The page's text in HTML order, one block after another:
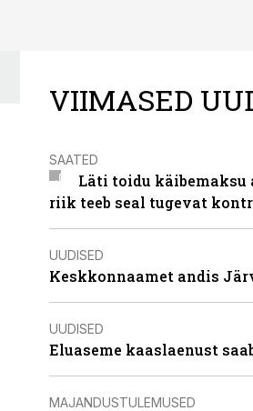
VIIMASED
SAATED
Läti toidu
riik teeb seal tugevat
UUDISED
Keskkonnaamet andis
UUDISED
Eluaseme kaaslaenust
MAJANDUSTULEMUSED